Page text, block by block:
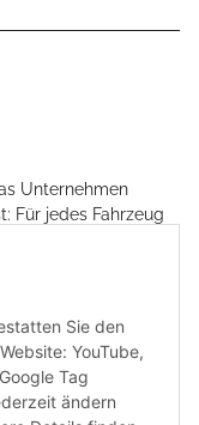
Unternehmen
Für jedes Fahrzeug
individuell.
kamen
hinzu.
produziert und
gefertigt.
auf
Sie den
YouTube,
Tag
ändern